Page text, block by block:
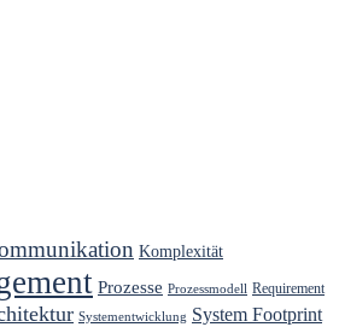
Komplexität
Prozesse Prozessmodell Requirement
Systementwicklung System Footprint